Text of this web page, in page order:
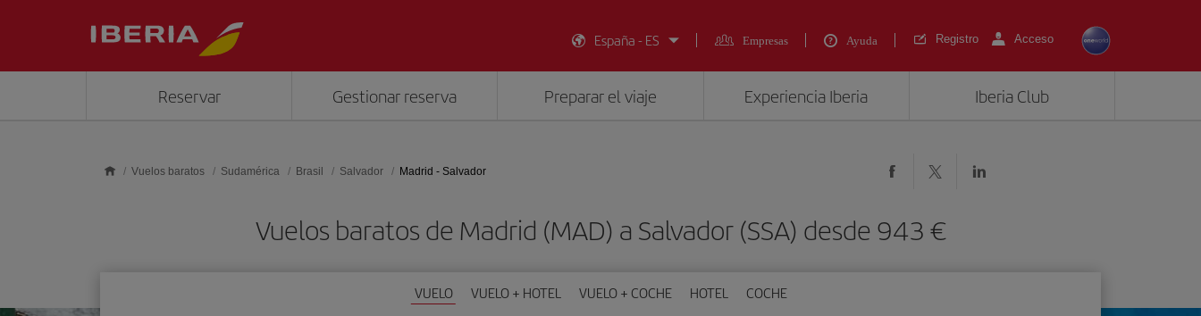
España - ES
Empresas Ayuda Registro Acceso
Reservar Gestionar reserva Preparar el viaje Experiencia Iberia Iberia Club
Vuelos baratos Sudamérica Brasil Salvador Madrid - Salvador
Vuelos baratos de Madrid (MAD) a Salvador (SSA) desde 943 €
VUELO VUELO + HOTEL VUELO + COCHE HOTEL COCHE